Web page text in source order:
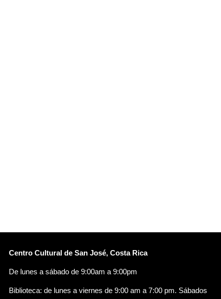
Centro Cultural de San José, Costa Rica
De lunes a sábado de 9:00am a 9:00pm
Biblioteca: de lunes a viernes de 9:00 am a 7:00 pm. Sábados